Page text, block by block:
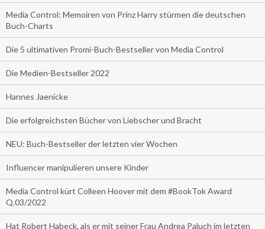
Media Control: Memoiren von Prinz Harry stürmen die deutschen
Buch-Charts
Die 5 ultimativen Promi-Buch-Bestseller von Media Control
Die Medien-Bestseller 2022
Hannes Jaenicke
Die erfolgreichsten Bücher von Liebscher und Bracht
NEU: Buch-Bestseller der letzten vier Wochen
Influencer manipulieren unsere Kinder
Media Control kürt Colleen Hoover mit dem #BookTok Award
Q.03/2022
Hat Robert Habeck, als er mit seiner Frau Andrea Paluch im letzten